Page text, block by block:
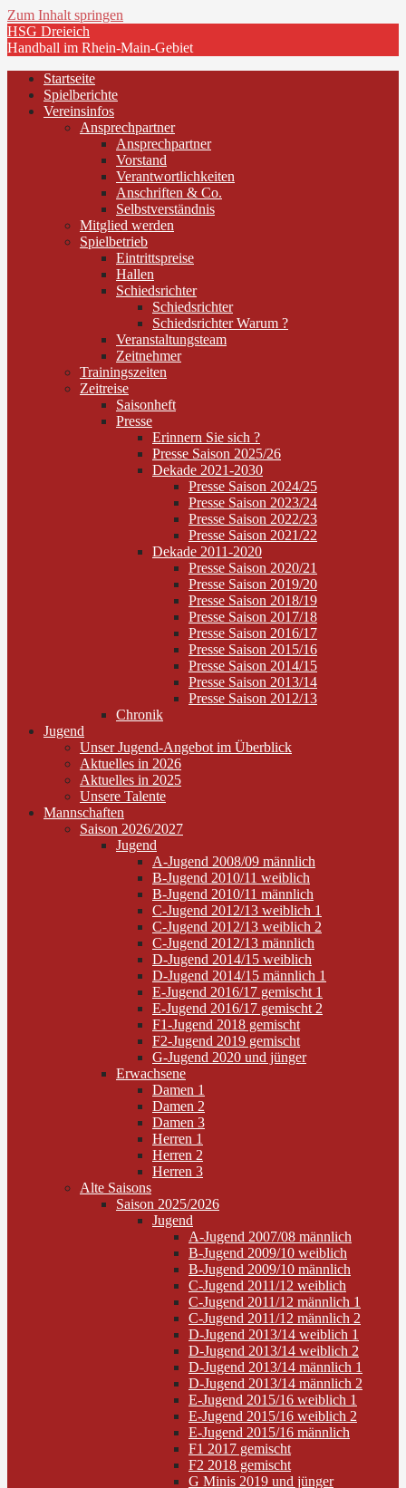
Zum Inhalt springen
HSG Dreieich
Handball im Rhein-Main-Gebiet
Startseite
Spielberichte
Vereinsinfos
Ansprechpartner
Ansprechpartner
Vorstand
Verantwortlichkeiten
Anschriften & Co.
Selbstverständnis
Mitglied werden
Spielbetrieb
Eintrittspreise
Hallen
Schiedsrichter
Schiedsrichter
Schiedsrichter Warum ?
Veranstaltungsteam
Zeitnehmer
Trainingszeiten
Zeitreise
Saisonheft
Presse
Erinnern Sie sich ?
Presse Saison 2025/26
Dekade 2021-2030
Presse Saison 2024/25
Presse Saison 2023/24
Presse Saison 2022/23
Presse Saison 2021/22
Dekade 2011-2020
Presse Saison 2020/21
Presse Saison 2019/20
Presse Saison 2018/19
Presse Saison 2017/18
Presse Saison 2016/17
Presse Saison 2015/16
Presse Saison 2014/15
Presse Saison 2013/14
Presse Saison 2012/13
Chronik
Jugend
Unser Jugend-Angebot im Überblick
Aktuelles in 2026
Aktuelles in 2025
Unsere Talente
Mannschaften
Saison 2026/2027
Jugend
A-Jugend 2008/09 männlich
B-Jugend 2010/11 weiblich
B-Jugend 2010/11 männlich
C-Jugend 2012/13 weiblich 1
C-Jugend 2012/13 weiblich 2
C-Jugend 2012/13 männlich
D-Jugend 2014/15 weiblich
D-Jugend 2014/15 männlich 1
E-Jugend 2016/17 gemischt 1
E-Jugend 2016/17 gemischt 2
F1-Jugend 2018 gemischt
F2-Jugend 2019 gemischt
G-Jugend 2020 und jünger
Erwachsene
Damen 1
Damen 2
Damen 3
Herren 1
Herren 2
Herren 3
Alte Saisons
Saison 2025/2026
Jugend
A-Jugend 2007/08 männlich
B-Jugend 2009/10 weiblich
B-Jugend 2009/10 männlich
C-Jugend 2011/12 weiblich
C-Jugend 2011/12 männlich 1
C-Jugend 2011/12 männlich 2
D-Jugend 2013/14 weiblich 1
D-Jugend 2013/14 weiblich 2
D-Jugend 2013/14 männlich 1
D-Jugend 2013/14 männlich 2
E-Jugend 2015/16 weiblich 1
E-Jugend 2015/16 weiblich 2
E-Jugend 2015/16 männlich
F1 2017 gemischt
F2 2018 gemischt
G Minis 2019 und jünger